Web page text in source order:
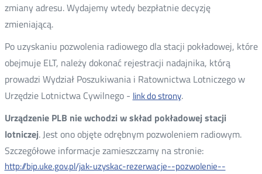
zmiany adresu. Wydajemy wtedy bezpłatnie decyzję
zmieniającą.
Po uzyskaniu pozwolenia radiowego dla stacji pokładowej, które
obejmuje ELT, należy dokonać rejestracji nadajnika, którą
prowadzi Wydział Poszukiwania i Ratownictwa Lotniczego w
Urzędzie Lotnictwa Cywilnego - link do strony.
Urządzenie PLB nie wchodzi w skład pokładowej stacji
lotniczej. Jest ono objęte odrębnym pozwoleniem radiowym.
Szczegółowe informacje zamieszczamy na stronie:
http://bip.uke.gov.pl/jak-uzyskac-rezerwacje--pozwolenie--